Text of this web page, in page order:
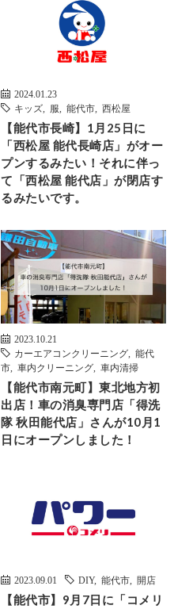
2024.01.23
キッズ
服 能代市 西松屋
【能代市長崎】1月25日に
「西松屋 能代長崎店」がオー
プンするみたい！それに伴っ
て「西松屋 能代店」が閉店す
るみたいです。
2023.10.21
カーエアコンクリーニング
能代
市
車内クリーニング 車内清掃
【能代市南元町】東北地方初
出店！車の消臭専門店「得洗
隊 秋田能代店」さんが10月1
日にオープンしました！
2023.09.01 DIY, 能代市 開店
【能代市】9月7日に「コメリ